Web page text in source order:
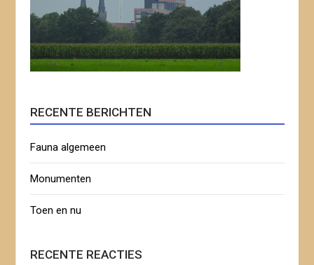
RECENTE BERICHTEN
Fauna algemeen
Monumenten
Toen en nu
RECENTE REACTIES